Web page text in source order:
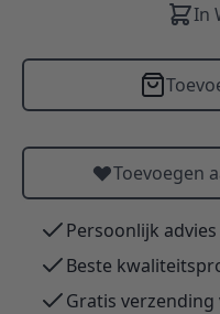
In
Toevoegen
Persoonlijk advies
Beste
Gratis verzending